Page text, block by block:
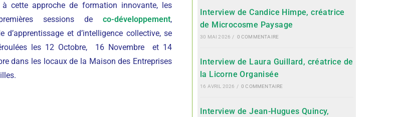
à cette approche de formation innovante, les
sessions de co-développement,
d’apprentissage et d’intelligence collective, se
les 12 Octobre, 16 Novembre et 14
dans les locaux de la Maison des Entreprises
Interview de Candice Himpe, créatrice
de Microcosme Paysage
30 MAI 2026 / 0 COMMENTAIRE
Interview de Laura Guillard, créatrice de
la Licorne Organisée
16 AVRIL 2026 / 0 COMMENTAIRE
Interview de Jean-Hugues Quincy,